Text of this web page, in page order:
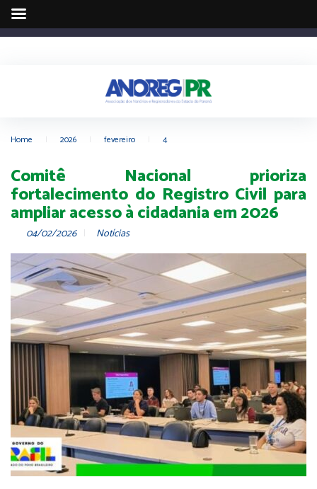
Home 2026 fevereiro 4
Comitê Nacional prioriza
fortalecimento do Registro Civil para
ampliar acesso à cidadania em 2026
04/02/2026 Notícias